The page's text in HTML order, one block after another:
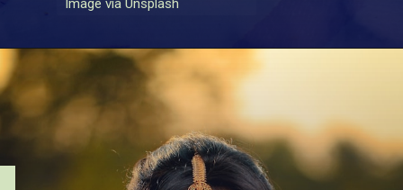
Image via Unsplash